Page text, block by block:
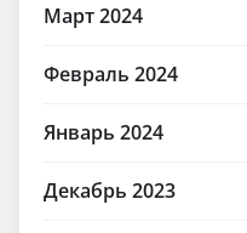
Март 2024
Февраль 2024
Январь 2024
Декабрь 2023